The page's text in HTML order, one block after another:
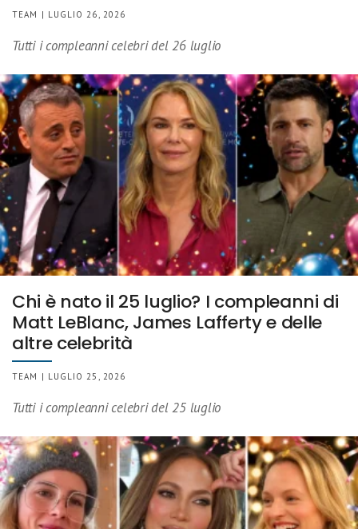
TEAM | LUGLIO 26, 2026
Tutti i compleanni celebri del 26 luglio
Chi è nato il 25 luglio? I compleanni di
Matt LeBlanc, James Lafferty e delle
altre celebrità
TEAM | LUGLIO 25, 2026
Tutti i compleanni celebri del 25 luglio